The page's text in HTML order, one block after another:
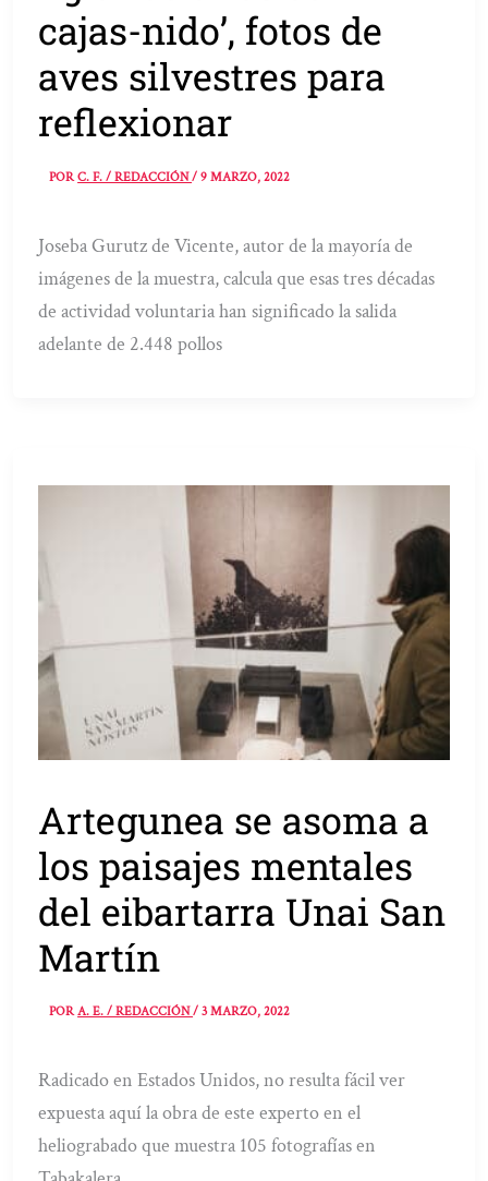
cajas-nido’, fotos de
aves silvestres para
reflexionar
PORC. F. / REDACCIÓN/9 MARZO, 2022
Joseba Gurutz de Vicente, autor de la mayoría de
imágenes de la muestra, calcula que esas tres décadas
de actividad voluntaria han significado la salida
adelante de 2.448 pollos
Artegunea se asoma a
los paisajes mentales
del eibartarra Unai San
Martín
PORA. E. / REDACCIÓN/3 MARZO, 2022
Radicado en Estados Unidos, no resulta fácil ver
expuesta aquí la obra de este experto en el
heliograbado que muestra 105 fotografías en